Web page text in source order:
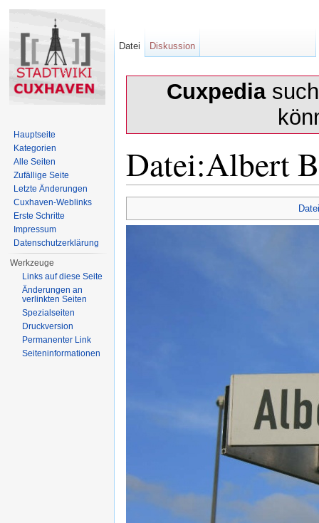
Cuxpedia
Datei:Albert
Datei Diskussion
Hauptseite
Kategorien
Alle Seiten
Zufällige Seite
Letzte Änderungen
Cuxhaven-Weblinks
Erste Schritte
Impressum
Datenschutzerklärung
Werkzeuge
Links auf diese Seite
Änderungen an
verlinkten Seiten
Spezialseiten
Druckversion
Permanenter Link
Seiten­informationen